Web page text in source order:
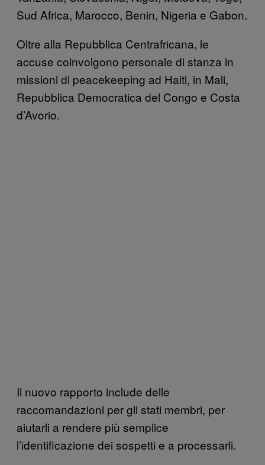
Sud Africa, Marocco, Benin, Nigeria e Gabon.
Oltre alla Repubblica Centrafricana, le
accuse coinvolgono personale di stanza in
missioni di peacekeeping ad Haiti, in Mali,
Repubblica Democratica del Congo e Costa
d’Avorio.
Il nuovo rapporto include delle
raccomandazioni per gli stati membri, per
aiutarli a rendere più semplice
l’identificazione dei sospetti e a processarli.